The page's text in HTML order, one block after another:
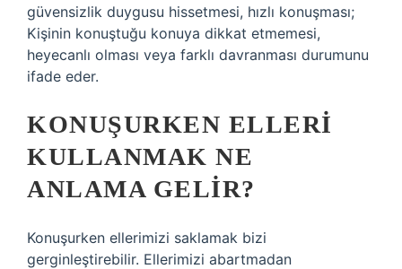
güvensizlik duygusu hissetmesi, hızlı konuşması;
Kişinin konuştuğu konuya dikkat etmemesi,
heyecanlı olması veya farklı davranması durumunu
ifade eder.
KONUŞURKEN ELLERI
KULLANMAK NE
ANLAMA GELIR?
Konuşurken ellerimizi saklamak bizi
gerginleştirebilir. Ellerimizi abartmadan